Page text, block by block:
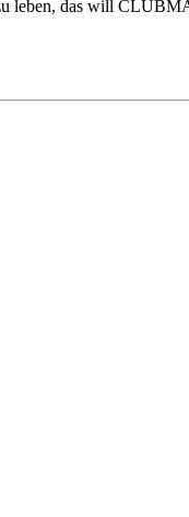
leben, das will